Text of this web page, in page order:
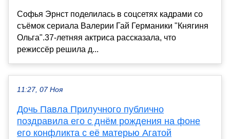
Софья Эрнст поделилась в соцсетях кадрами со
съёмок сериала Валерии Гай Германики "Княгиня
Ольга".37-летняя актриса рассказала, что
режиссёр решила д...
11:27, 07 Ноя
Дочь Павла Прилучного публично
поздравила его с днём рождения на фоне
его конфликта с её матерью Агатой